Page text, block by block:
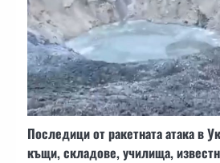
Последици от ракетната атака в
къщи, складове, училища,